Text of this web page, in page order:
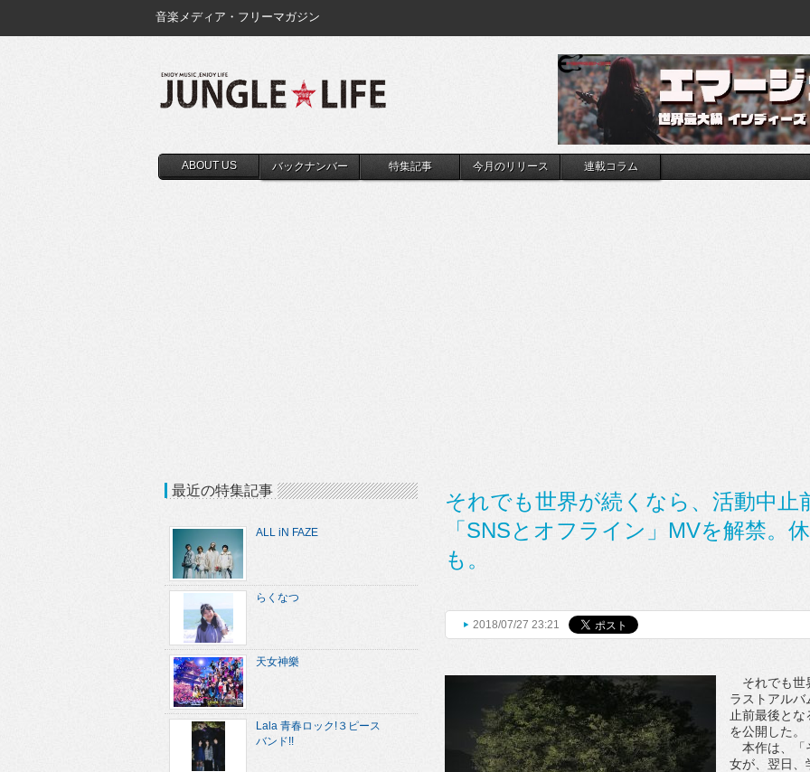
音楽メディア・フリーマガジン
ABOUT US バックナンバー 特集記事 今月のリリース 連載コラム
それでも世界が続くなら、活動中
「SNSとオフライン」MVを解禁。
も。
2018/07/27 23:21
それでも世
ラストアル
止前最後と
を公開した。
本作は、「
女が、翌日、
最近の特集記事
ALL iN FAZE
らくなつ
天女神樂
Lala 青春ロック!３ピース
バンド!!